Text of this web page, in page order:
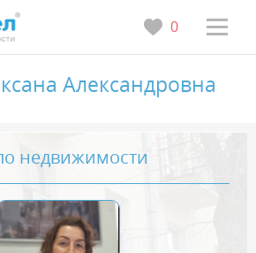
0
Александровна
недвижимости